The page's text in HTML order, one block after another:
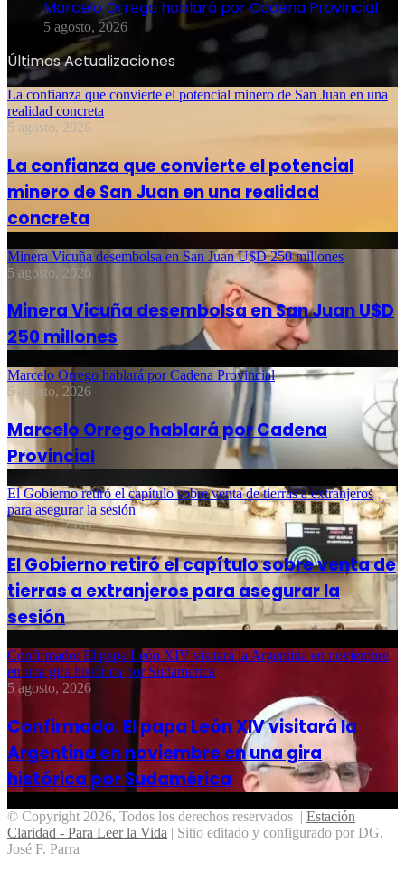
Marcelo Orrego hablará por Cadena Provincial
5 agosto, 2026
Últimas Actualizaciones
La confianza que convierte el potencial minero de San Juan en una
realidad concreta
5 agosto, 2026
La confianza que convierte el potencial
minero de San Juan en una realidad
concreta
Minera Vicuña desembolsa en San Juan U$D 250 millones
5 agosto, 2026
Minera Vicuña desembolsa en San Juan U$D
250 millones
Marcelo Orrego hablará por Cadena Provincial
5 agosto, 2026
Marcelo Orrego hablará por Cadena
Provincial
El Gobierno retiró el capítulo sobre venta de tierras a extranjeros
para asegurar la sesión
5 agosto, 2026
El Gobierno retiró el capítulo sobre venta de
tierras a extranjeros para asegurar la
sesión
Confirmado: El papa León XIV visitará la Argentina en noviembre
en una gira histórica por Sudamérica
5 agosto, 2026
Confirmado: El papa León XIV visitará la
Argentina en noviembre en una gira
histórica por Sudamérica
© Copyright 2026, Todos los derechos reservados | Estación
Claridad - Para Leer la Vida | Sitio editado y configurado por DG.
José F. Parra